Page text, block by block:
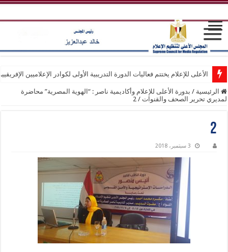
الأعلى للإعلام يختتم فعاليات الدورة التدريبية الأولى لكوادر الإعلاميين
الرئيسية / بدورة الأعلى للإعلام وأكاديمية ناصر : “الهوية المصرية” محاضرة
لمديري تحرير الصحف والقنوات /
2
2
3 سبتمبر، 2018